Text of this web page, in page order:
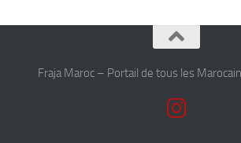
Fraja Maroc – Portail de tous les